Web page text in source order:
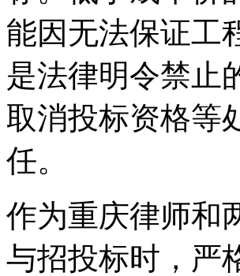
能因无法保证工
是法律明令禁止
取消投标资格等
任。
作为重庆律师和
与招投标时，严